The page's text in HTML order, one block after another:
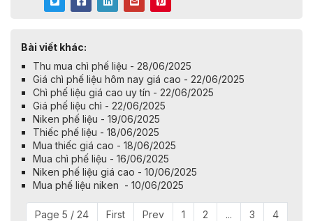
Bài viết khác:
Thu mua chì phế liệu - 28/06/2025
Giá chì phế liệu hôm nay giá cao - 22/06/2025
Chì phế liệu giá cao uy tín - 22/06/2025
Giá phế liệu chì - 22/06/2025
Niken phế liệu - 19/06/2025
Thiếc phế liệu - 18/06/2025
Mua thiếc giá cao - 18/06/2025
Mua chì phế liệu - 16/06/2025
Niken phế liệu giá cao - 10/06/2025
Mua phế liệu niken - 10/06/2025
Page 5 / 24 First Prev 1 2 ... 3 4